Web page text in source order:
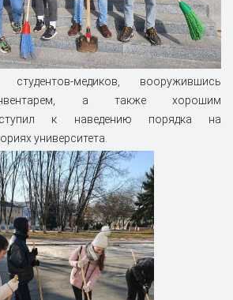
медиков, вооружившись
а также хорошим
к наведению порядка на
университета.